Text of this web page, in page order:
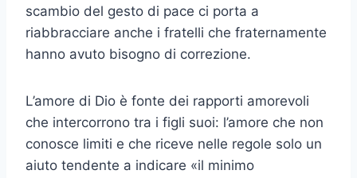
scambio del gesto di pace ci porta a
riabbracciare anche i fratelli che fraternamente
hanno avuto bisogno di correzione.
L’amore di Dio è fonte dei rapporti amorevoli
che intercorrono tra i figli suoi: l’amore che non
conosce limiti e che riceve nelle regole solo un
aiuto tendente a indicare «il minimo